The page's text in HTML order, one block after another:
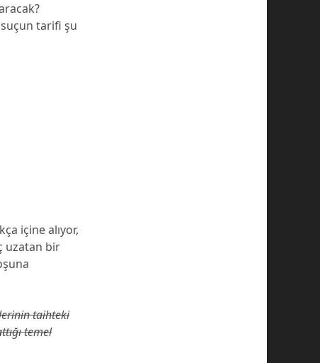
tarifi şu
içine alıyor,
uzatan bir
taihteki
temel